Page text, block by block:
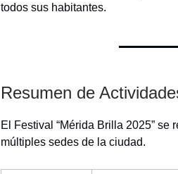
todos sus habitantes.
Resumen de
El Festival “Mérida Brilla 2025” se
múltiples sedes de la ciudad.